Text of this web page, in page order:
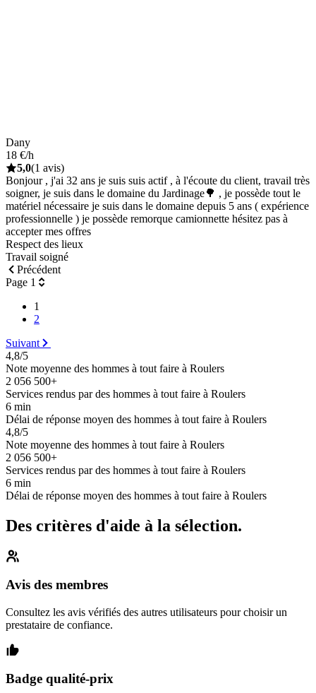
Dany
18 €/h
5,0(1 avis)
Bonjour , j'ai 32 ans je suis suis actif , à l'écoute du client, travail très
soigner, je suis dans le domaine du Jardinage🌳 , je possède tout le
matériel nécessaire je suis dans le domaine depuis 5 ans ( expérience
professionnelle ) je possède remorque camionnette hésitez pas à
accepter mes offres
Respect des lieux
Travail soigné
Précédent
Page 1
1
2
Suivant
4,8/5
Note moyenne des hommes à tout faire à Roulers
2 056 500+
Services rendus par des hommes à tout faire à Roulers
6 min
Délai de réponse moyen des hommes à tout faire à Roulers
4,8/5
Note moyenne des hommes à tout faire à Roulers
2 056 500+
Services rendus par des hommes à tout faire à Roulers
6 min
Délai de réponse moyen des hommes à tout faire à Roulers
Des critères d'aide à la sélection.
Avis des membres
Consultez les avis vérifiés des autres utilisateurs pour choisir un
prestataire de confiance.
Badge qualité-prix